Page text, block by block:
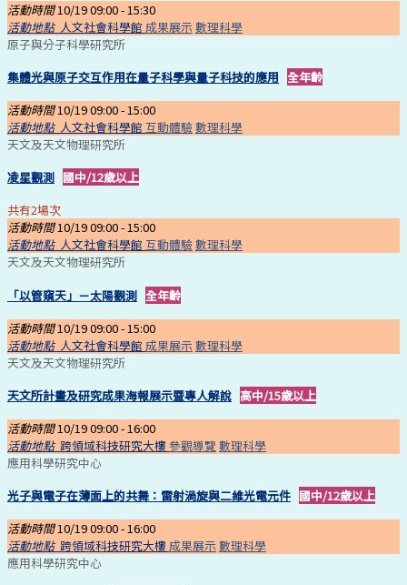
活動時間10/19 09:00 -15:30
活動地點 人文社會科學館 成果展示 數理科學
原子與分子科學研究所
集體光與原子交互作用在量子科學與量子科技的應用 全年齡
活動時間10/19 09:00 -15:00
活動地點 人文社會科學館 互動體驗數理科學
天文及天文物理研究所
凌星觀測 國中/12歲以上
共有2場次
活動時間10/19 09:00 -15:00
活動地點 人文社會科學館 互動體驗數理科學
天文及天文物理研究所
「以管窺天」－太陽觀測 全年齡
活動時間10/19 09:00 - 15:00
活動地點 人文社會科學館 成果展示 數理科學
天文及天文物理研究所
天文所計畫及研究成果海報展示暨專人解說 高中/15歲以上
活動時間10/19 09:00 - 16:00
活動地點 跨領域科技研究大樓參觀導覽 數理科學
應用科學研究中心
光子與電子在薄面上的共舞：雷射渦旋與二維光電元件 國中/12歲以上
活動時間10/19 09:00 - 16:00
活動地點 跨領域科技研究大樓 成果展示 數理科學
應用科學研究中心